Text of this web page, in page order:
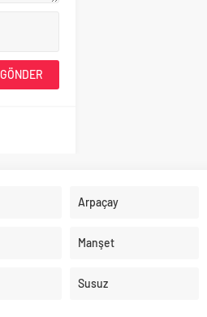
Arpaçay
Manşet
Susuz